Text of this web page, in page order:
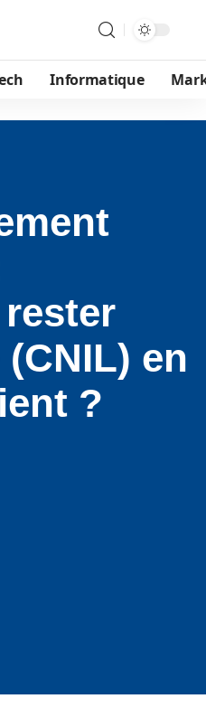
Informatique
en
?